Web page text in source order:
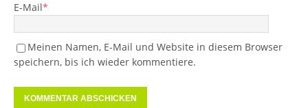
E-Mail*
Meinen Namen, E-Mail und Website in diesem Browser
speichern, bis ich wieder kommentiere.